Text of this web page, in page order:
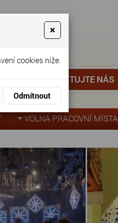
KONTAKTUJTE NÁS
KONTAKTUJTE NÁS
VOLNÁ PRACOVNÍ MÍSTA
×
cookies níže.
Odmítnout